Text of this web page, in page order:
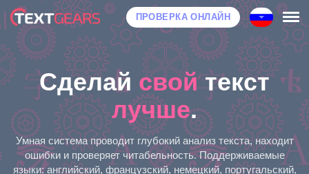
ПРОВЕРКА ОНЛАЙН
Сделай свойтекст
лучше.
Умная система проводит глубокий анализ текста, находит
ошибки и проверяет читабельность. Поддерживаемые
языки: английский, французский, немецкий, португальский,